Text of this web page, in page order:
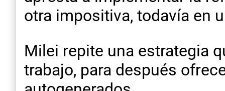
otra impositiva, todavía en
Milei repite una estrategia
trabajo, para después